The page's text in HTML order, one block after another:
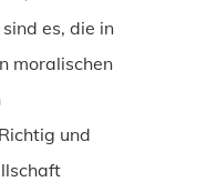
es, die in
moralischen
und